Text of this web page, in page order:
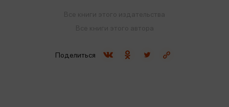
Поделиться